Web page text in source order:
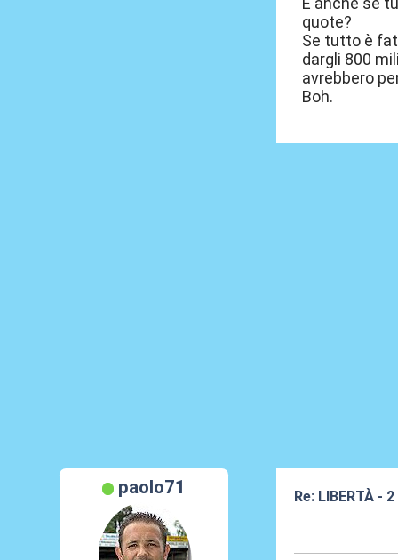
quote?
Se tutto è
dargli 800
avrebbero
Boh.
paolo71
Re: LIBERTÀ -